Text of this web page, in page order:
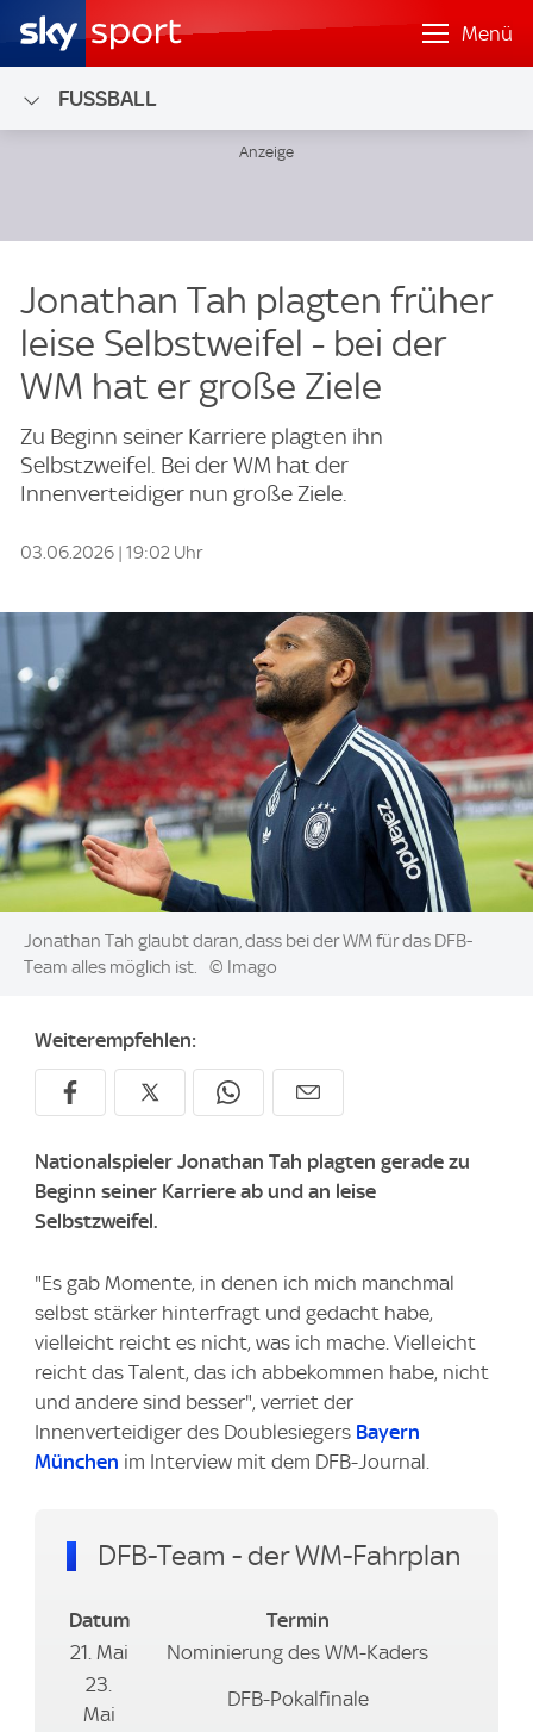
Menü
FUSSBALL
Jonathan Tah plagten früher
leise Selbstweifel - bei der
WM hat er große Ziele
Zu Beginn seiner Karriere plagten ihn
Selbstzweifel. Bei der WM hat der
Innenverteidiger nun große Ziele.
03.06.2026 | 19:02 Uhr
Image:
Jonathan Tah glaubt daran, dass bei der WM für das DFB-
Team alles möglich ist.
© Imago
Weiterempfehlen:
Nationalspieler Jonathan Tah plagten gerade zu
Beginn seiner Karriere ab und an leise
Selbstzweifel.
"Es gab Momente, in denen ich mich manchmal
selbst stärker hinterfragt und gedacht habe,
vielleicht reicht es nicht, was ich mache. Vielleicht
reicht das Talent, das ich abbekommen habe, nicht
und andere sind besser", verriet der
Innenverteidiger des Doublesiegers Bayern
München im Interview mit dem DFB-Journal.
DFB-Team - der WM-Fahrplan
Datum
Termin
21. Mai
Nominierung des WM-Kaders
23.
Mai
DFB-Pokalfinale